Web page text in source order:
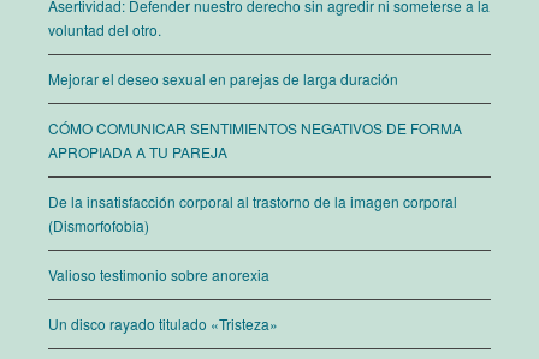
Asertividad: Defender nuestro derecho sin agredir ni someterse a la
voluntad del otro.
Mejorar el deseo sexual en parejas de larga duración
CÓMO COMUNICAR SENTIMIENTOS NEGATIVOS DE FORMA
APROPIADA A TU PAREJA
De la insatisfacción corporal al trastorno de la imagen corporal
(Dismorfofobia)
Valioso testimonio sobre anorexia
Un disco rayado titulado «Tristeza»